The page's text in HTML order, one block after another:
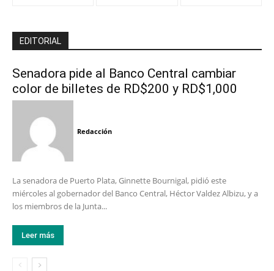
EDITORIAL
Senadora pide al Banco Central cambiar
color de billetes de RD$200 y RD$1,000
Redacción
La senadora de Puerto Plata, Ginnette Bournigal, pidió este
miércoles al gobernador del Banco Central, Héctor Valdez Albizu, y a
los miembros de la Junta...
Leer más